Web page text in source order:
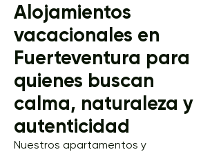
Alojamientos
vacacionales en
Fuerteventura para
quienes buscan
calma, naturaleza y
autenticidad
Nuestros apartamentos y